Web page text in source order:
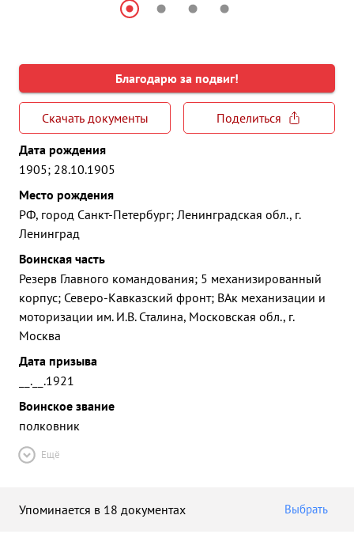
Благодарю за подвиг!
Скачать документы
Поделиться
Дата рождения
1905; 28.10.1905
Место рождения
РФ, город Санкт-Петербург; Ленинградская обл., г.
Ленинград
Воинская часть
Резерв Главного командования; 5 механизированный
корпус; Северо-Кавказский фронт; ВАк механизации и
моторизации им. И.В. Сталина, Московская обл., г.
Москва
Дата призыва
__.__.1921
Воинское звание
полковник
Ещё
Упоминается в 18 документах Выбрать